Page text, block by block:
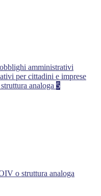
amministrativi
per cittadini e imprese
analoga 5
o struttura analoga